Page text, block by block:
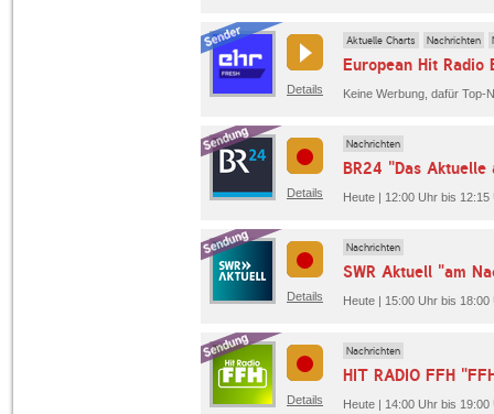
Details
Aktuelle Charts Nachrichten
European Hit Radio
Keine Werbung, dafür Top-
Details
Nachrichten
BR24 "Das Aktuelle
Heute | 12:00 Uhr bis 12:15
Details
Nachrichten
SWR Aktuell "am
Heute | 15:00 Uhr bis 18:00
Details
Nachrichten
HIT RADIO FFH
Heute | 14:00 Uhr bis